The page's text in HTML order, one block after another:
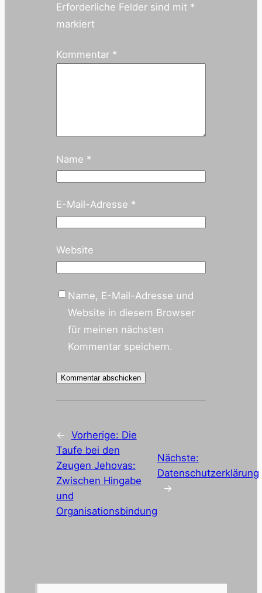
Erforderliche Felder sind mit *
markiert
Kommentar *
Name *
E-Mail-Adresse *
Website
Name, E-Mail-Adresse und
Website in diesem Browser
für meinen nächsten
Kommentar speichern.
← Vorherige: Die
Taufe bei den
Zeugen Jehovas:
Zwischen Hingabe
und
Organisationsbindung
Nächste:
Datenschutzerklärung
→